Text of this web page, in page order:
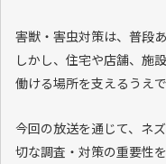
害獣・害虫対策は、普段
しかし、住宅や店舗、施
働ける場所を支えるうえ
今回の放送を通じて、ネ
切な調査・対策の重要性